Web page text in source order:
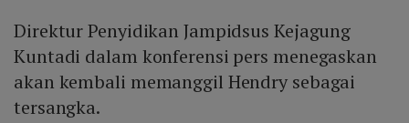
Direktur Penyidikan Jampidsus Kejagung
Kuntadi dalam konferensi pers menegaskan
akan kembali memanggil Hendry sebagai
tersangka.